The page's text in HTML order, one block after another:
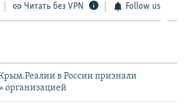
Читать без VPN Follow us
в России признали
организацией